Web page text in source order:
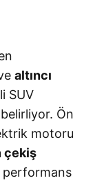
altıncı
SUV
. Ön
motoru
çekiş
performans